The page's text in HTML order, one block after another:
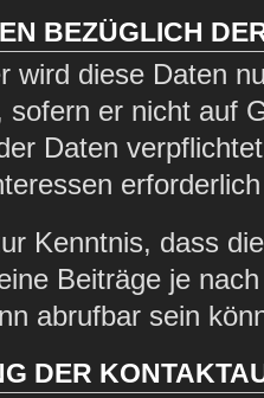
BEZÜGLICH
wird diese Daten
sofern er nicht auf
Daten
Kenntnis, dass
Beiträge je
abrufbar sein
DER